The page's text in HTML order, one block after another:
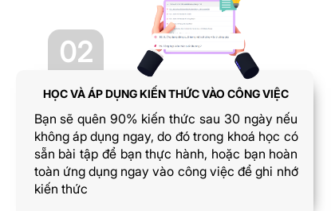
02
HỌC VÀ ÁP DỤNG KIẾN THỨC VÀO CÔNG VIỆC
Bạn sẽ quên 90% kiến thức sau 30 ngày nếu
không áp dụng ngay, do đó trong khoá học có
sẵn bài tập để bạn thực hành, hoặc bạn hoàn
toàn ứng dụng ngay vào công việc để ghi nhớ
kiến thức